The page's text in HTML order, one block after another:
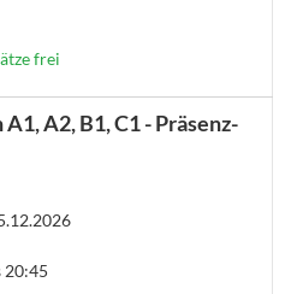
frei
A2, B1, C1 - Präsenz-
20:45